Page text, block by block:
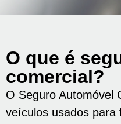
O que é
comercial?
O Seguro Automóvel
veículos usados ​​para